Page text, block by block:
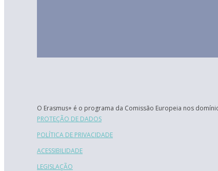
O Erasmus+ é o programa da Comissão Europeia nos
PROTEÇÃO DE DADOS
POLÍTICA DE PRIVACIDADE
ACESSIBILIDADE
LEGISLAÇÃO